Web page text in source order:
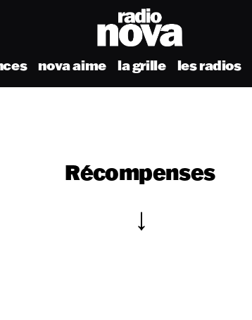
nova aime la grille les radios
Récompenses